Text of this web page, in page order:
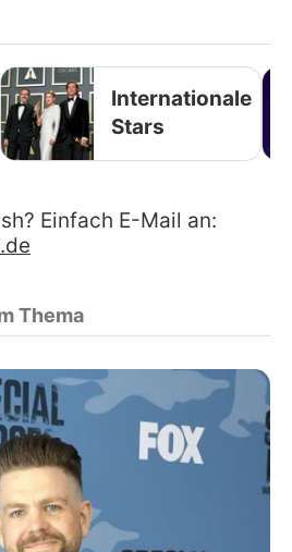
Internationale
Stars
Einfach E-Mail an:
Thema